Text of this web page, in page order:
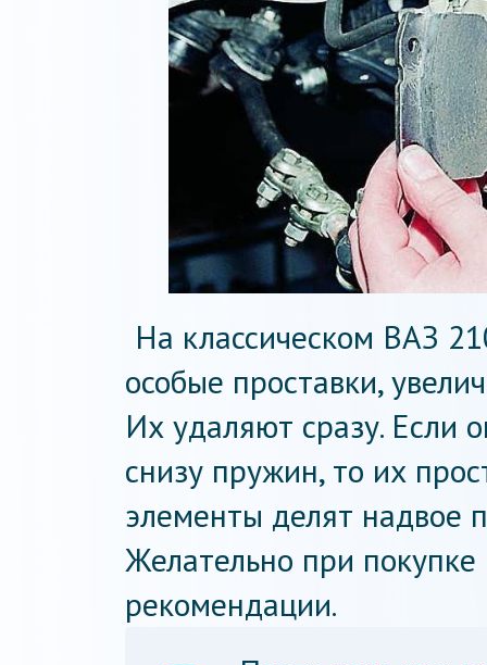
На классическом ВАЗ
особые проставки,
Их удаляют сразу. Если
снизу пружин, то их
элементы делят надвое
Желательно при
рекомендации.